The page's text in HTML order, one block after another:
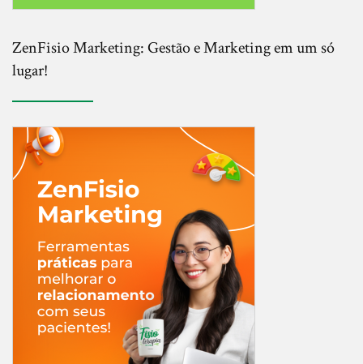
ZenFisio Marketing: Gestão e Marketing em um só
lugar!